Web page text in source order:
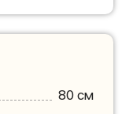
80 см